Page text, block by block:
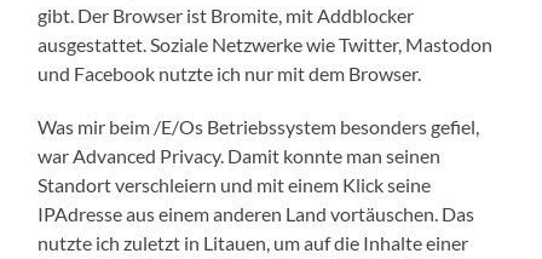
gibt. Der Browser ist Bromite, mit Addblocker
ausgestattet. Soziale Netzwerke wie Twitter, Mastodon
und Facebook nutzte ich nur mit dem Browser.
Was mir beim /E/Os Betriebssystem besonders gefiel,
war Advanced Privacy. Damit konnte man seinen
Standort verschleiern und mit einem Klick seine
IPAdresse aus einem anderen Land vortäuschen. Das
nutzte ich zuletzt in Litauen, um auf die Inhalte einer